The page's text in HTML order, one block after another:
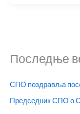
Последње
СПО поздравља
Председник СПО о